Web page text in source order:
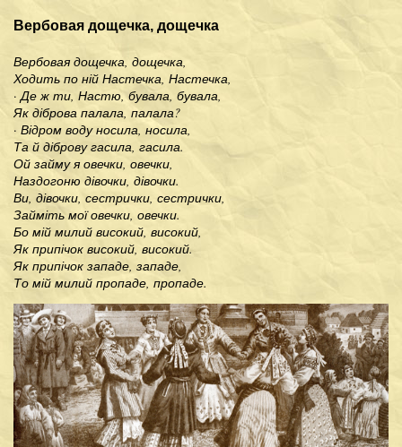
Вербовая дощечка, дощечка
Вербовая дощечка, дощечка,
Ходить по ній Настечка, Настечка,
· Де ж ти, Настю, бувала, бувала,
Як діброва палала, палала?
· Відром воду носила, носила,
Та й діброву гасила, гасила.
Ой займу я овечки, овечки,
Наздогоню дівочки, дівочки.
Ви, дівочки, сестрички, сестрички,
Займіть мої овечки, овечки.
Бо мій милий високий, високий,
Як припічок високий, високий.
Як припічок западе, западе,
То мій милий пропаде, пропаде.